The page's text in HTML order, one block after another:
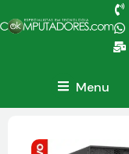
Menu